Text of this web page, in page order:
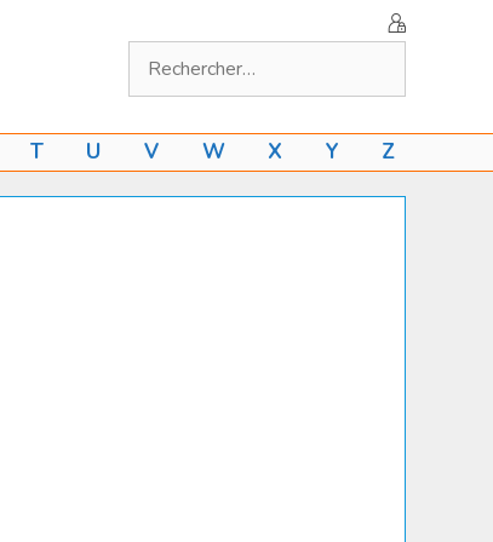
T U V W X Y Z